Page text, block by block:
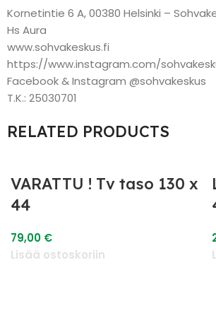
Kornetintie 6 A, 00380 Helsinki –
Hs Aura
www.sohvakeskus.fi
https://www.instagram.com/
Facebook & Instagram @sohvakeskus
T.K.: 25030701
RELATED PRODUCTS
VARATTU ! Tv taso 130 x
44
79,00 €
Lisää ostoskoriin